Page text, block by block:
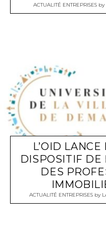
ACTUALITÉ ENTREPRISES by
L’OID LANCE
DISPOSITIF DE
DES
ACTUALITÉ ENTREPRISES by